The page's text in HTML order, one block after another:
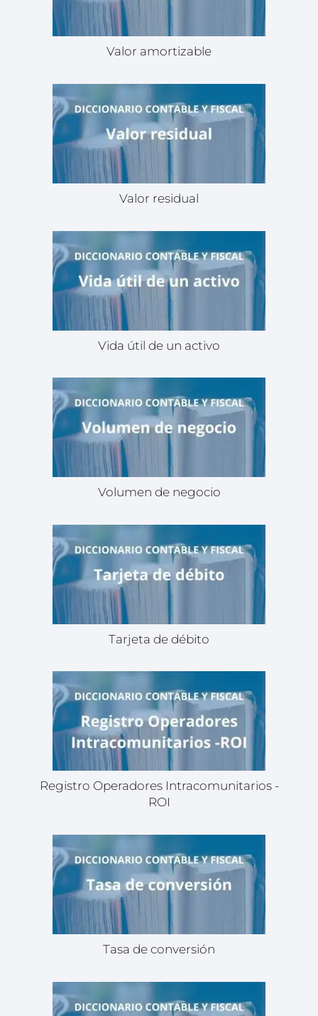
Valor amortizable
Valor residual
Vida útil de un activo
Volumen de negocio
Tarjeta de débito
Registro Operadores Intracomunitarios -
ROI
Tasa de conversión